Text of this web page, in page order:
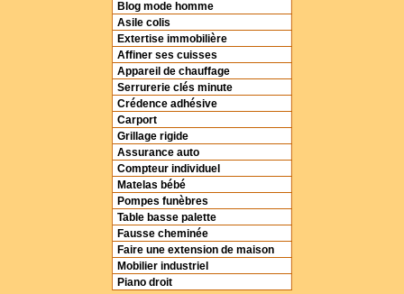
Blog mode homme
Asile colis
Extertise immobilière
Affiner ses cuisses
Appareil de chauffage
Serrurerie clés minute
Crédence adhésive
Carport
Grillage rigide
Assurance auto
Compteur individuel
Matelas bébé
Pompes funèbres
Table basse palette
Fausse cheminée
Faire une extension de maison
Mobilier industriel
Piano droit